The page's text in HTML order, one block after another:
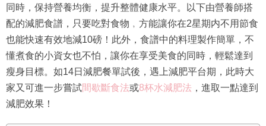
同時，保持營養均衡，提升整體健康水平。以下由營養師搭
配的減肥食譜，只要吃對食物﹐方能讓你在2星期内不用節食
也能快速有效地減10磅！此外，食譜中的料理製作簡單，不
懂煮食的小資女也不怕，讓你在享受美食的同時，輕鬆達到
瘦身目標。如14日減肥餐單試後，遇上減肥平台期，此時大
家又可進一步嘗試間歇斷食法或8杯水減肥法 ，進取一點達到
減肥效果！